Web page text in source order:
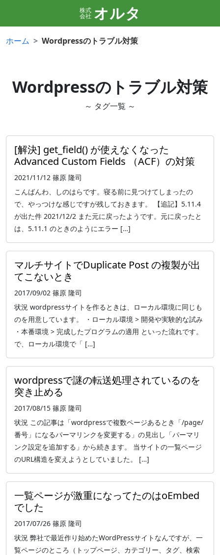
株式
会社 オルタ
ホーム Wordpressのトラブル対策
Wordpressのトラブル対策
～ タグ一覧 ～
[解決] get_field() が使えなくなった
Advanced Custom Fields （ACF）の対策
2021/11/12 篠原 隆司
こんばんわ、しのはらです。寝る前に見つけてしまったの
で、やっつけな感じですが残しておきます。 【追記】5.11.4
が出た件 2021/12/2 また元に戻ったようです。元に戻ったと
は、5.11.1 のときのようにエラー […]
マルチサイトでDuplicate Post の複製が出
てこないとき
2017/09/02 篠原 隆司
状況 wordpressサイトを作るときは、ローカル環境に同じも
のを用意しています。 ・ローカル環境 > 開発や実験的な試み
・本番環境 > 完成したプログラムの適用 といった流れです。
で、ローカル環境で「 […]
wordpressで謎の転送処理されているのを
突き止める
2017/08/15 篠原 隆司
状況 この記事は「wordpressで複数ページあるとき「/page/
番号」になるパーマリンクを変更する」の見出し「パーマリ
ンク設定を追加する」から続きます。 当サイトの一覧ページ
のURL構造を変えようとしていました。 […]
一覧ページが激重になってたのはoEmbed
でした
2017/07/26 篠原 隆司
状況 弊社で最近作り始めたWordPressサイトなんですが、一
覧ページのところ（トップページ、カテゴリー、タグ、検索